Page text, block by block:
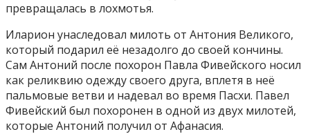
превращалась в лохмотья.
Иларион унаследовал милоть от Антония Великого,
который подарил её незадолго до своей кончины.
Сам Антоний после похорон Павла Фивейского носил
как реликвию одежду своего друга, вплетя в неё
пальмовые ветви и надевал во время Пасхи. Павел
Фивейский был похоронен в одной из двух милотей,
которые Антоний получил от Афанасия.